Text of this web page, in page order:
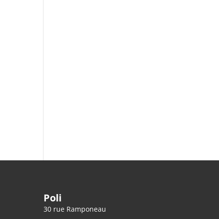
Poli
30 rue Ramponeau